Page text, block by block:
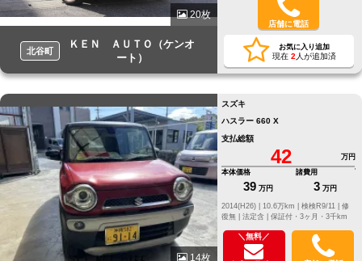
20枚
北谷町
ＫＥＮ ＡＵＴＯ（ケンオ
ート）
店舗に電話
お気に入り追加
現在 2 人が追加済
14枚
スズキ
ハスラー 660 X
支払総額
42
万円
本体価格
39 万円
諸費用
3 万円
修
復無 | 法定含 | 保証付・3ヶ月・3千km
＼無料／